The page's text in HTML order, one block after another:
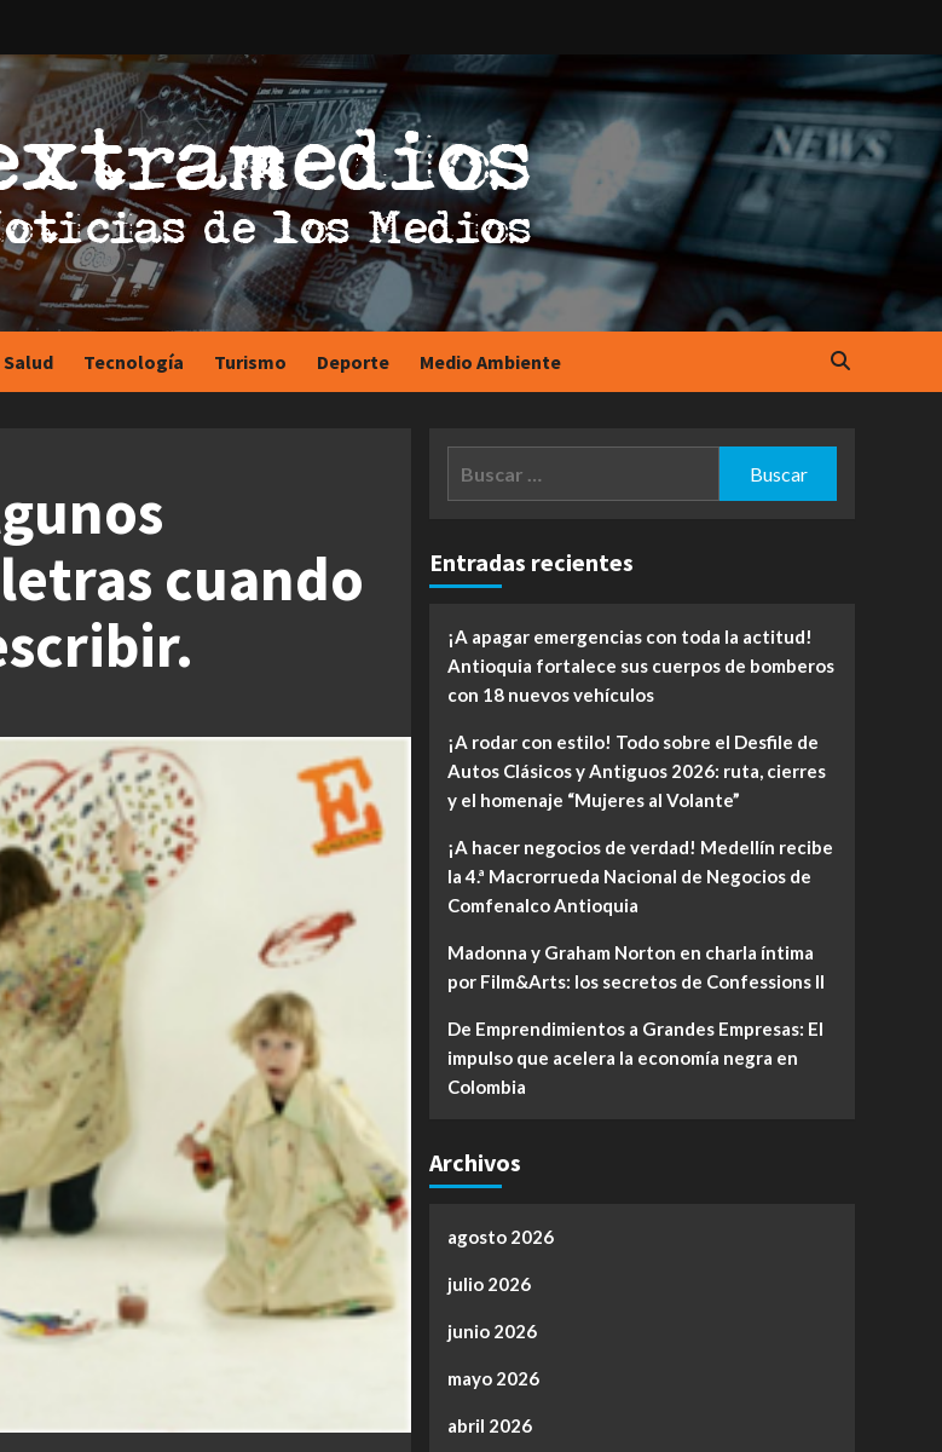
Salud Tecnología Turismo Deporte Medio Ambiente
cuando
Entradas recientes
¡A apagar emergencias con toda la actitud!
Antioquia fortalece sus cuerpos de bomberos
con 18 nuevos vehículos
¡A rodar con estilo! Todo sobre el Desfile de
Autos Clásicos y Antiguos 2026: ruta, cierres
y el homenaje “Mujeres al Volante”
¡A hacer negocios de verdad! Medellín recibe
la 4.ª Macrorrueda Nacional de Negocios de
Comfenalco Antioquia
Madonna y Graham Norton en charla íntima
por Film&Arts: los secretos de Confessions II
De Emprendimientos a Grandes Empresas: El
impulso que acelera la economía negra en
Colombia
Archivos
agosto 2026
julio 2026
junio 2026
mayo 2026
abril 2026